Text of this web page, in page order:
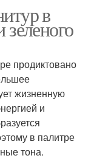
в
продиктовано
жизненную
и
в палитре
тона.